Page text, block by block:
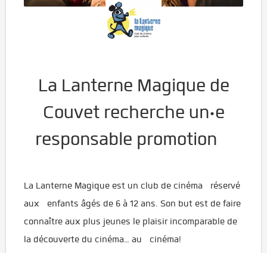
La Lanterne Magique de
Couvet recherche un·e
responsable promotion
La Lanterne Magique est un club de cinéma réservé
aux enfants âgés de 6 à 12 ans. Son but est de faire
connaître aux plus jeunes le plaisir incomparable de
la découverte du cinéma… au cinéma!